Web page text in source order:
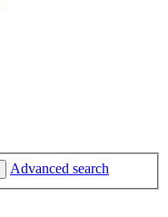
Advanced search